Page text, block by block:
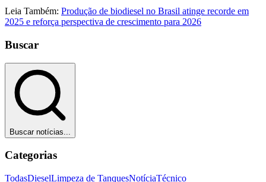
Leia Também: Produção de biodiesel no Brasil atinge recorde em
2025 e reforça perspectiva de crescimento para 2026
Buscar
Buscar notícias...
Categorias
TodasDieselLimpeza de TanquesNotíciaTécnico